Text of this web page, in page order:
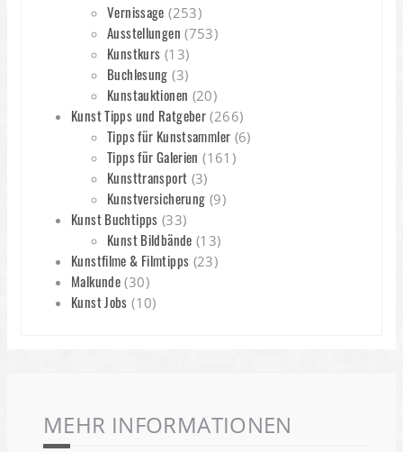
Vernissage (253)
Ausstellungen (753)
Kunstkurs (13)
Buchlesung (3)
Kunstauktionen (20)
Kunst Tipps und Ratgeber (266)
Tipps für Kunstsammler (6)
Tipps für Galerien (161)
Kunsttransport (3)
Kunstversicherung (9)
Kunst Buchtipps (33)
Kunst Bildbände (13)
Kunstfilme & Filmtipps (23)
Malkunde (30)
Kunst Jobs (10)
MEHR INFORMATIONEN